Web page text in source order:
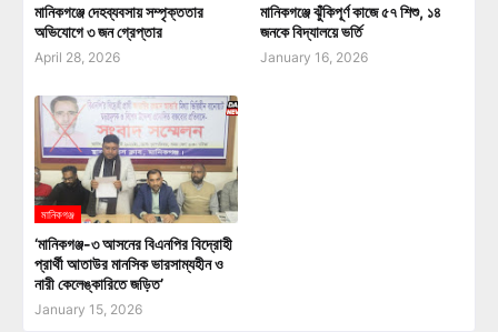
মানিকগঞ্জে দেহব্যবসায় সম্পৃক্ততার
অভিযোগে ৩ জন গ্রেপ্তার
April 28, 2026
মানিকগঞ্জে ঝুঁকিপূর্ণ কাজে ৫৭ শিশু, ১৪
জনকে বিদ্যালয়ে ভর্তি
January 16, 2026
মানিকগঞ্জ
‘মানিকগঞ্জ-৩ আসনের বিএনপির বিদ্রোহী
প্রার্থী আতাউর মানসিক ভারসাম্যহীন ও
নারী কেলেঙ্কারিতে জড়িত’
January 15, 2026